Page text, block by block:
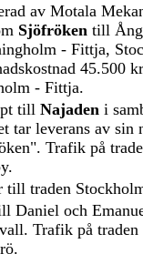
av Motala
Sjöfröken till
- Fittja,
45.500
- Fittja.
till Najaden i
tar leverans av sin
Trafik på
till traden
Daniel och
Trafik på